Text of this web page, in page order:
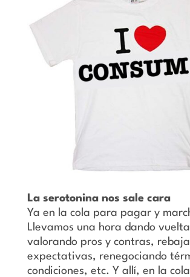
La serotonina nos sale cara
Ya en la cola para pagar y
Llevamos una hora dando
valorando pros y contras,
expectativas, renegociando
condiciones, etc. Y allí, en la